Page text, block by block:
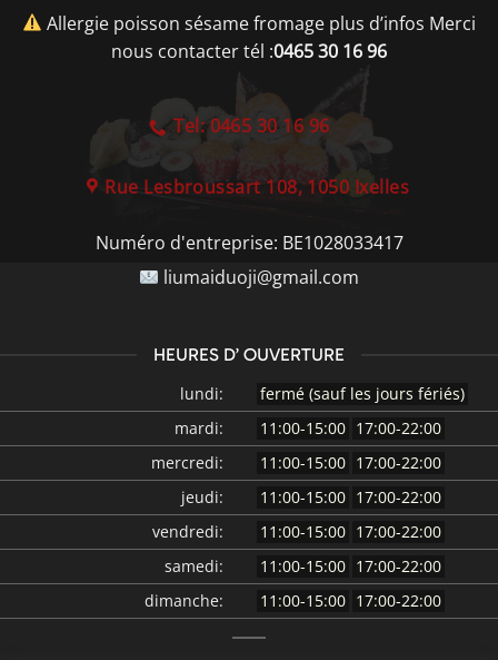
Allergie poisson sésame fromage plus d’infos Merci
nous contacter tél :0465 30 16 96
Tel: 0465 30 16 96
Rue Lesbroussart 108, 1050 Ixelles
Numéro d'entreprise: BE1028033417
liumaiduoji@gmail.com
HEURES D’ OUVERTURE
lundi:
fermé (sauf les jours fériés)
mardi:
11:00-15:00 17:00-22:00
mercredi:
11:00-15:00 17:00-22:00
jeudi:
11:00-15:00 17:00-22:00
vendredi:
11:00-15:00 17:00-22:00
samedi:
11:00-15:00 17:00-22:00
dimanche:
11:00-15:00 17:00-22:00